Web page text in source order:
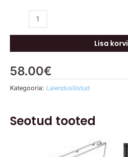
58.00€
Lisa korvi
Kategooria: Laiendusliistud
Seotud tooted